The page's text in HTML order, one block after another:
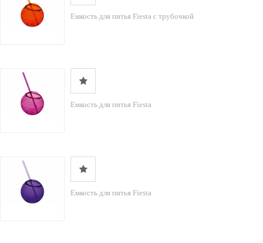
Емкость для питья Fiesta с трубочкой
Емкость для питья Fiesta
Емкость для питья Fiesta